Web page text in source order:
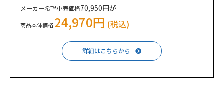
メーカー希望小売価格70,950円が
商品本体価格24,970円 (税込)
詳細はこちらから